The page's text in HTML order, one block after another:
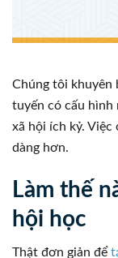
Chúng tôi khuyên
tuyến có cấu hình
xã hội ích kỷ. Việc
dàng hơn.
Làm thế
hội học
Thật đơn giản để